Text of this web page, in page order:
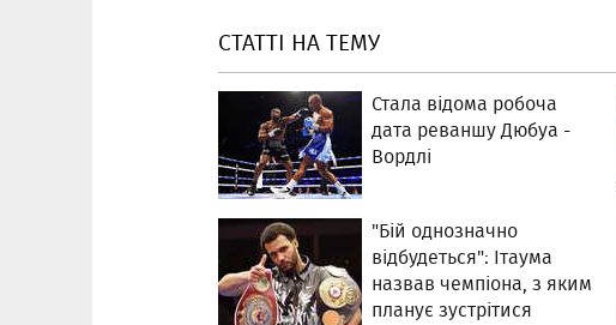
СТАТТІ НА ТЕМУ
Стала відома робоча
дата реваншу Дюбуа -
Вордлі
"Бій однозначно
відбудеться": Ітаума
назвав чемпіона, з яким
планує зустрітися